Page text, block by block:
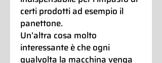
certi prodotti ad esempio il
panettone.
Un’altra cosa molto
interessante è che ogni
qualvolta la macchina venga